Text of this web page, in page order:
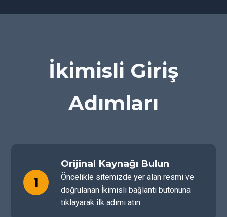
İkimisli Giriş
Adımları
1
Orijinal Kaynağı Bulun
Öncelikle sitemizde yer alan resmi ve
doğrulanan İkimisli bağlantı butonuna
tıklayarak ilk adımı atın.